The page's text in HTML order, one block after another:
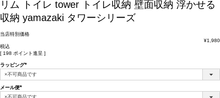
リム トイレ tower トイレ収納 壁面収納 浮かせる
収納 yamazaki タワーシリーズ
当店特別価格
¥1,980
税込
[ 198 ポイント進呈 ]
ラッピング
(必
須)
メール便
(必